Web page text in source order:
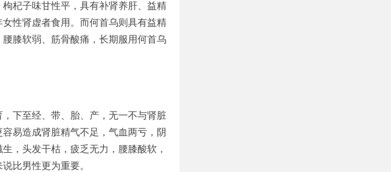
杞子味甘性平，具有补肾养肝、益精
性肾虚者食用。而何首乌则具有益精
膝软弱、筋骨酸痛，长期服用何首乌
下至经、带、胎、产，无一不与肾脏
易造成肾脏精气不足，气血两亏，阴
，头发干枯，疲乏无力，腰膝酸软，
比男性更为重要。